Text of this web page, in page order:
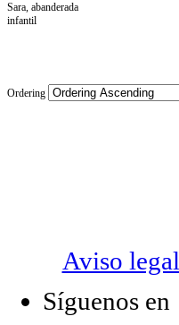
Sara, abanderada
infantil
Ordering
Aviso legal
Síguenos en